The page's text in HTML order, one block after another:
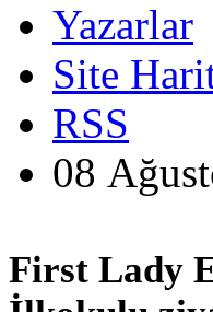
Yazarlar
Site
RSS
08
First Lady